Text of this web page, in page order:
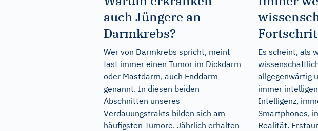
auch Jüngere an
Darmkrebs?
Wer von Darmkrebs spricht, meint
fast immer einen Tumor im Dickdarm
oder Mastdarm, auch Enddarm
genannt. In diesen beiden
Abschnitten unseres
Verdauungstrakts bilden sich am
häufigsten Tumore. Jährlich erhalten
Es scheint, als
allgegenwärtig
immer
Intelligenz,
Smartphones,
Realität.